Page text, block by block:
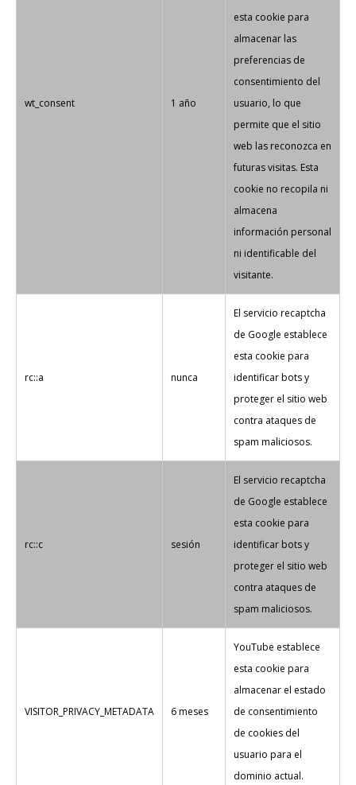
wt_consent 1 año
esta cookie para
almacenar las
preferencias de
consentimiento del
usuario, lo que
permite que el sitio
web las reconozca en
futuras visitas. Esta
cookie no recopila ni
almacena
información personal
ni identificable del
visitante.
rc::a nunca
El servicio recaptcha
de Google establece
esta cookie para
identificar bots y
proteger el sitio web
contra ataques de
spam maliciosos.
rc::c sesión
El servicio recaptcha
de Google establece
esta cookie para
identificar bots y
proteger el sitio web
contra ataques de
spam maliciosos.
VISITOR_PRIVACY_METADATA 6 meses
YouTube establece
esta cookie para
almacenar el estado
de consentimiento
de cookies del
usuario para el
dominio actual.